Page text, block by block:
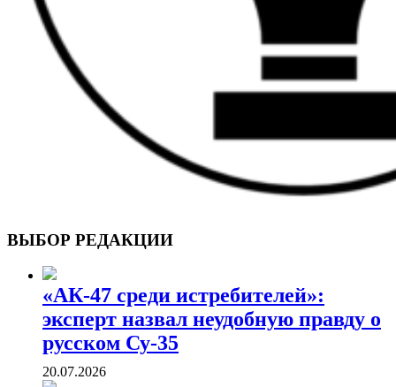
ВОЕННЫЕ СТРАНИЦЫ
СТАТЬИ ВОЕННОЙ ТЕМАТИКИ
ВЫБОР РЕДАКЦИИ
«АК-47 среди истребителей»:
эксперт назвал неудобную правду о
русском Су-35
20.07.2026